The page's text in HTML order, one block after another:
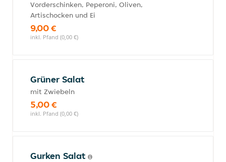
Vorderschinken, Peperoni, Oliven,
Artischocken und Ei
9,00 €
inkl. Pfand (0,00 €)
Grüner Salat
mit Zwiebeln
5,00 €
inkl. Pfand (0,00 €)
Gurken Salat